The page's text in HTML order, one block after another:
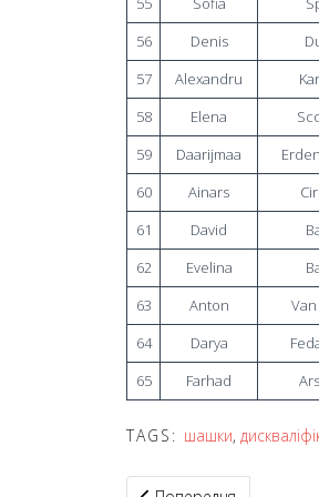
56
Denis
57
Alexandru
58
Elena
59
Daarijmaa
60
Ainars
61
David
62
Evelina
63
Anton
64
Darya
65
Farhad
TAGS: шашки,